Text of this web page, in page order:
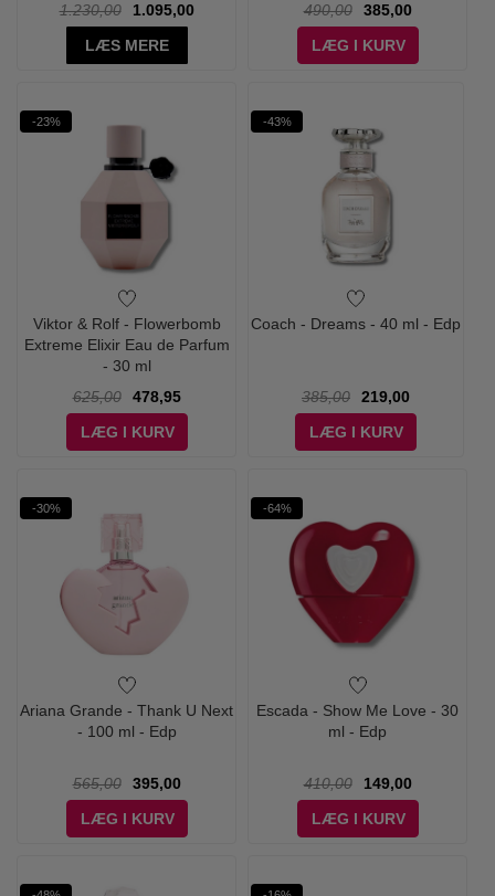
1.230,00
1.095,00
LÆS MERE
490,00
385,00
LÆG I KURV
-23%
Viktor & Rolf - Flowerbomb
Extreme Elixir Eau de Parfum
- 30 ml
625,00
478,95
LÆG I KURV
-43%
Coach - Dreams - 40 ml - Edp
385,00
219,00
LÆG I KURV
-30%
Ariana Grande - Thank U Next
- 100 ml - Edp
565,00
395,00
LÆG I KURV
-64%
Escada - Show Me Love - 30
ml - Edp
410,00
149,00
LÆG I KURV